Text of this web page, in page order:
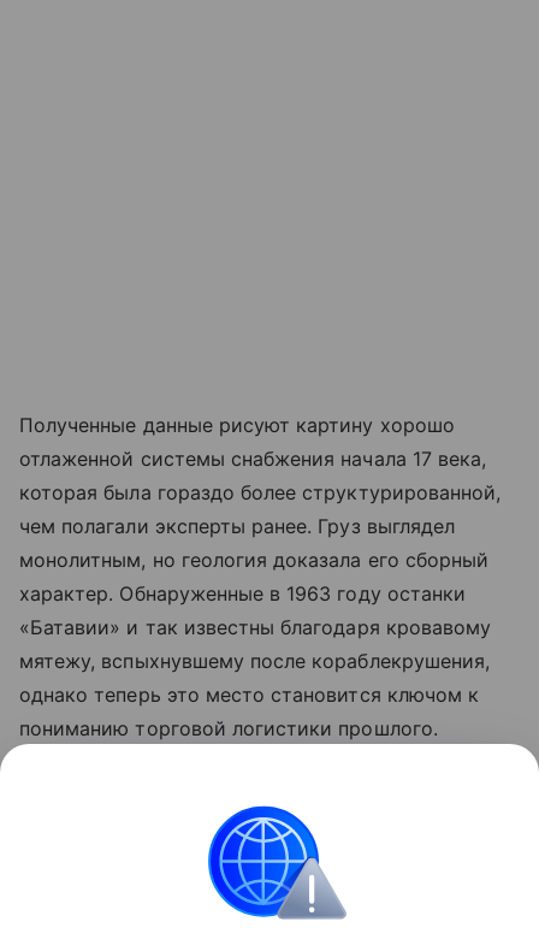
Полученные данные рисуют картину хорошо
отлаженной системы снабжения начала 17 века,
которая была гораздо более структурированной,
чем полагали эксперты ранее. Груз выглядел
монолитным, но геология доказала его сборный
характер. Обнаруженные в 1963 году останки
«Батавии» и так известны благодаря кровавому
мятежу, вспыхнувшему после кораблекрушения,
однако теперь это место становится ключом к
пониманию торговой логистики прошлого.
засухи обнажили более 200 немецких кораблей у